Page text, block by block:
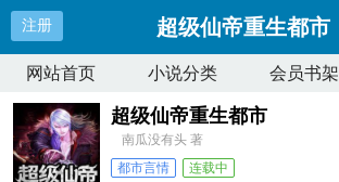
注册 超级仙帝重生都市
网站首页 小说分类 会员书架
超级仙帝重生都市
南瓜没有头 著
都市言情
连载中